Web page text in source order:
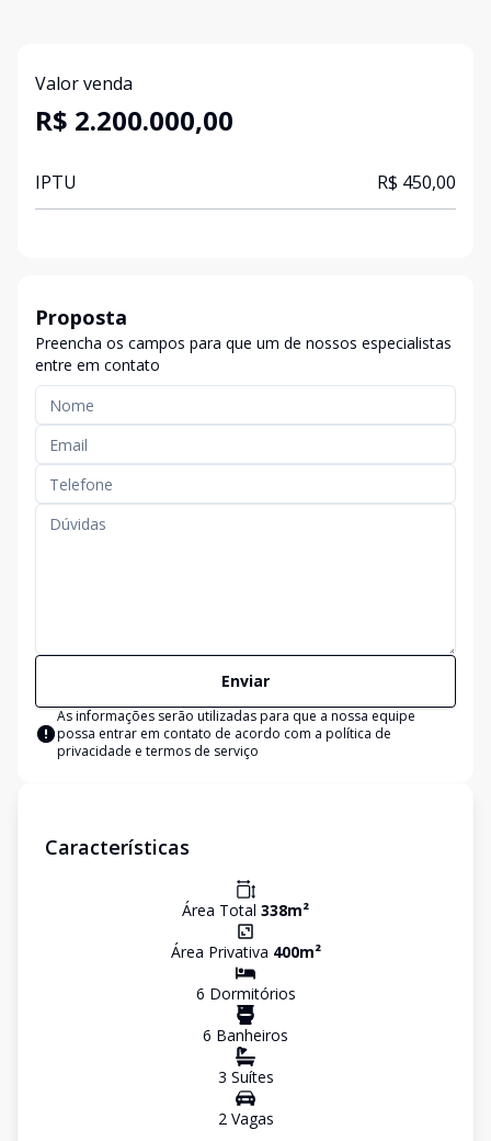
Valor venda
R$ 2.200.000,00
IPTU R$ 450,00
Proposta
Preencha os campos para que um de nossos especialistas
entre em contato
Enviar
As informações serão utilizadas para que a nossa equipe
possa entrar em contato de acordo com a política de
privacidade e termos de serviço
Características
Área Total 338m²
Área Privativa 400m²
6 Dormitórios
6 Banheiros
3 Suítes
2Vagas